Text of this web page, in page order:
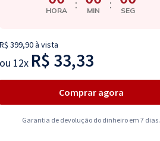
HORA : MIN : SEG
R$ 399,90 à vista
ou 12x R$ 33,33
Comprar agora
Garantia de devolução do dinheiro em 7 dias.